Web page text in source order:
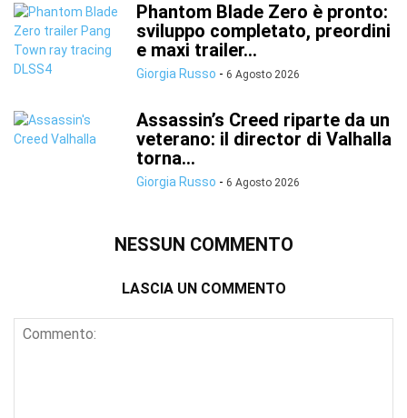
Phantom Blade Zero è pronto:
sviluppo completato, preordini
e maxi trailer...
Giorgia Russo - 6 Agosto 2026
Assassin’s Creed riparte da un
veterano: il director di Valhalla
torna...
Giorgia Russo - 6 Agosto 2026
NESSUN COMMENTO
LASCIA UN COMMENTO